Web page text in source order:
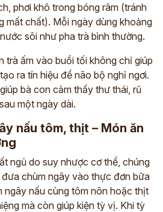
phơi khô trong bóng râm (tránh
mất chất). Mỗi ngày dùng khoảng
sôi như pha trà bình thường.
trà ấm vào buổi tối không chỉ giúp
ra tín hiệu để não bộ nghỉ ngơi.
bà con cảm thấy thư thái, rũ
một ngày dài.
nấu tôm, thịt – Món ăn
ngủ do suy nhược cơ thể, chúng
chùm ngây vào thực đơn bữa
ngây nấu cùng tôm nõn hoặc thịt
mà còn giúp kiện tỳ vị. Khi tỳ